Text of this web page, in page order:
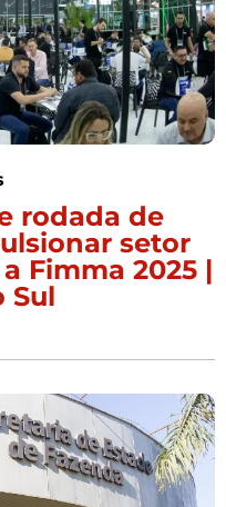
rodada de
setor
Fimma 2025 |
Sul